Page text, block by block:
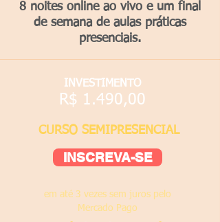
8 noites online ao vivo e um final
de semana de aulas práticas
presenciais.
INVESTIMENTO
R$ 1.490,00
CURSO SEMIPRESENCIAL
INSCREVA-SE
em até 3 vezes sem juros pelo
Mercado Pago